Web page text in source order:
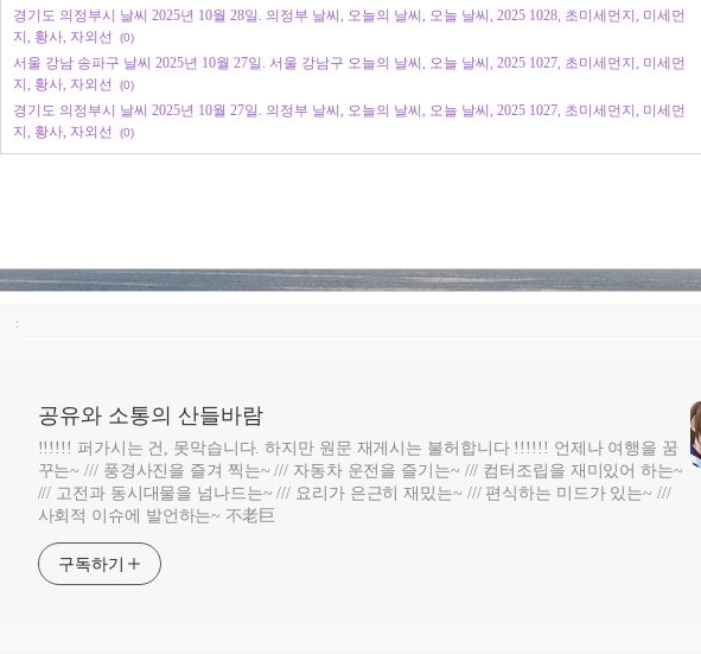
경기도 의정부시 날씨 2025년 10월 28일. 의정부 날씨, 오늘의 날씨, 오늘 날씨, 2025 1028, 초미세먼지, 미세먼
지, 황사, 자외선
(0)
서울 강남 송파구 날씨 2025년 10월 27일. 서울 강남구 오늘의 날씨, 오늘 날씨, 2025 1027, 초미세먼지, 미세먼
지, 황사, 자외선
(0)
경기도 의정부시 날씨 2025년 10월 27일. 의정부 날씨, 오늘의 날씨, 오늘 날씨, 2025 1027, 초미세먼지, 미세먼
지, 황사, 자외선
(0)
:
공유와 소통의 산들바람
!!!!!! 퍼가시는 건, 못막습니다. 하지만 원문 재게시는 불허합니다 !!!!!! 언제나 여행을 꿈
꾸는~ /// 풍경사진을 즐겨 찍는~ /// 자동차 운전을 즐기는~ /// 컴터조립을 재미있어 하는~
/// 고전과 동시대물을 넘나드는~ /// 요리가 은근히 재밌는~ /// 편식하는 미드가 있는~ ///
사회적 이슈에 발언하는~ 不老巨
구독하기